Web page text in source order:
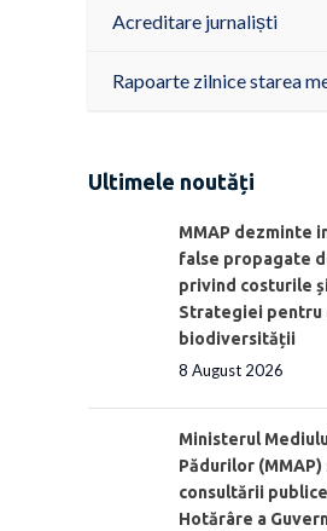
Acreditare jurnaliști
Rapoarte zilnice starea
Ultimele noutăți
MMAP dezminte
false propagate
privind costurile
Strategiei pentru
biodiversității
8 August 2026
Ministerul
Pădurilor (MMAP)
consultării
Hotărâre a